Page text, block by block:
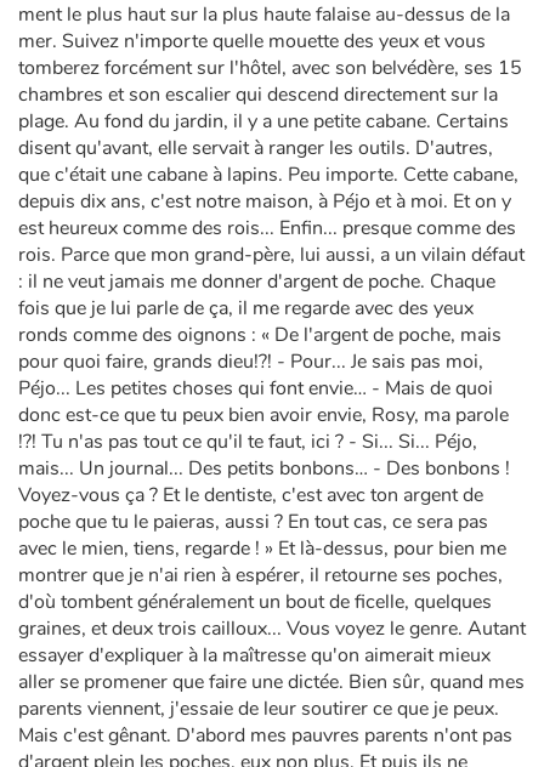
ment le plus haut sur la plus haute falaise au-dessus de la
mer. Suivez n'importe quelle mouette des yeux et vous
tomberez forcé­ment sur l'hôtel, avec son belvé­dère, ses 15
chambres et son escalier qui descend directement sur la
plage. Au fond du jardin, il y a une petite cabane. Certains
disent qu'avant, elle servait à ranger les outils. D'autres,
que c'était une cabane à lapins. Peu importe. Cette cabane,
depuis dix ans, c'est notre maison, à Péjo et à moi. Et on y
est heureux comme des rois... Enfin... presque comme des
rois. Parce que mon grand-père, lui aussi, a un vilain défaut
: il ne veut jamais me donner d'argent de poche. Chaque
fois que je lui parle de ça, il me regarde avec des yeux
ronds comme des oignons : « De l'argent de poche, mais
pour quoi faire, grands dieu!?! - Pour... Je sais pas moi,
Péjo... Les petites choses qui font envie… - Mais de quoi
donc est-ce que tu peux bien avoir envie, Rosy, ma parole
!?! Tu n'as pas tout ce qu'il te faut, ici ? - Si... Si... Péjo,
mais... Un journal... Des petits bonbons… - Des bonbons !
Voyez-vous ça ? Et le dentiste, c'est avec ton argent de
poche que tu le paieras, aussi ? En tout cas, ce sera pas
avec le mien, tiens, regarde ! » Et là-dessus, pour bien me
montrer que je n'ai rien à espé­rer, il retourne ses poches,
d'où tombent généralement un bout de ficelle, quelques
graines, et deux trois cailloux... Vous voyez le genre. Autant
essayer d'expliquer à la maîtresse qu'on aimerait mieux
aller se promener que faire une dictée. Bien sûr, quand mes
parents viennent, j'essaie de leur soutirer ce que je peux.
Mais c'est gênant. D'abord mes pauvres parents n'ont pas